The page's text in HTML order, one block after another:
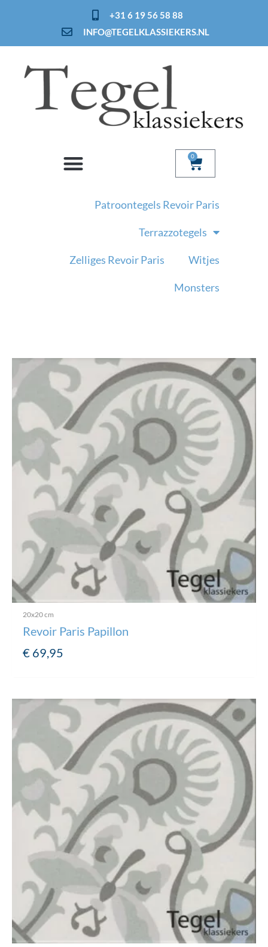
+31 6 19 56 58 88
INFO@TEGELKLASSIEKERS.NL
0
Patroontegels Revoir Paris
Terrazzotegels
Zelliges Revoir Paris Witjes
Monsters
20x20 cm
Revoir Paris Papillon
€ 69,95